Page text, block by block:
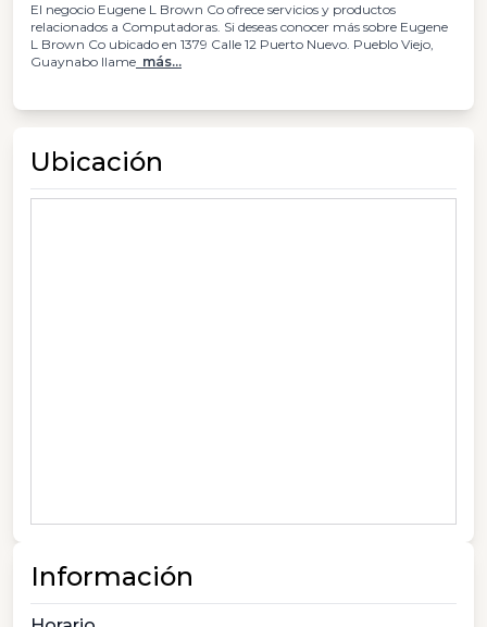
El negocio Eugene L Brown Co ofrece servicios y productos
relacionados a Computadoras. Si deseas conocer más sobre Eugene
L Brown Co ubicado en 1379 Calle 12 Puerto Nuevo. Pueblo Viejo,
Guaynabo llame más...
Ubicación
Información